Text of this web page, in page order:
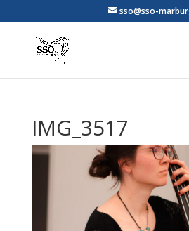
sso@sso-
IMG_3517